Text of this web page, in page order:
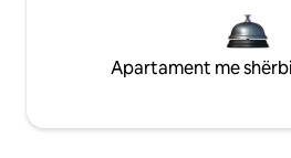
Apartament me